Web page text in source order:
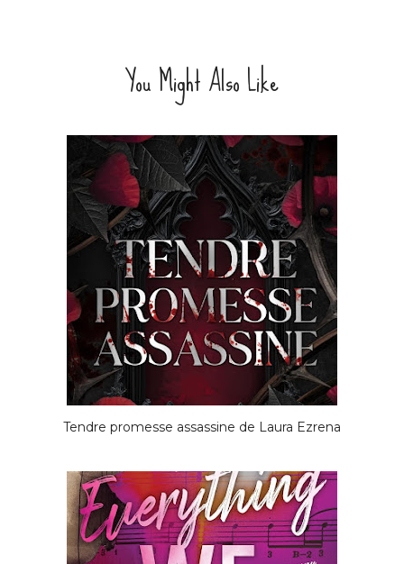
You Might Also Like
Tendre promesse assassine de Laura Ezrena